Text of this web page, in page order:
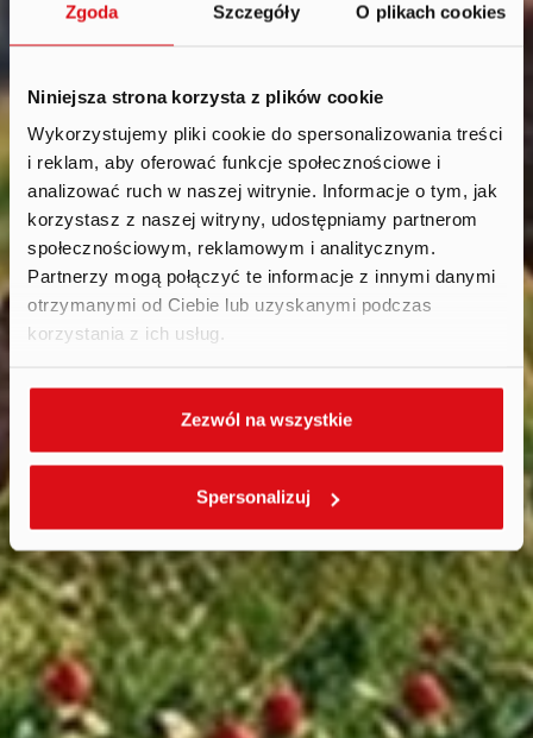
Zgoda Szczegóły O plikach cookies
Niniejsza strona korzysta z plików cookie
Wykorzystujemy pliki cookie do spersonalizowania treści
i reklam, aby oferować funkcje społecznościowe i
analizować ruch w naszej witrynie. Informacje o tym, jak
korzystasz z naszej witryny, udostępniamy partnerom
społecznościowym, reklamowym i analitycznym.
Partnerzy mogą połączyć te informacje z innymi danymi
otrzymanymi od Ciebie lub uzyskanymi podczas
korzystania z ich usług.
Zezwól na wszystkie
Spersonalizuj
News.
2026